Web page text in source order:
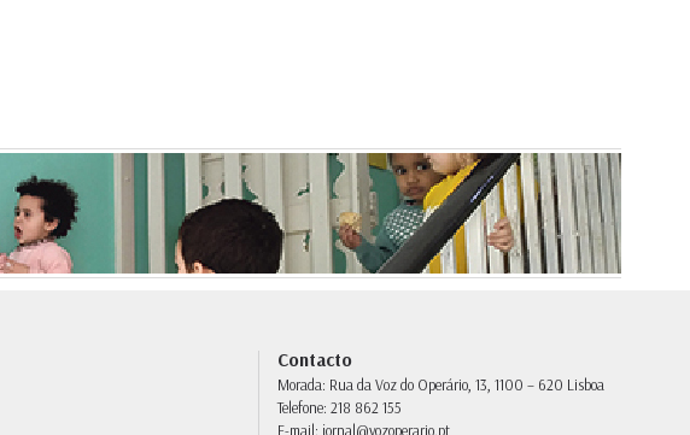
Contacto
Morada: Rua da Voz do Operário, 13, 1100 – 620 Lisboa
Telefone: 218 862 155
E-mail: jornal@vozoperario.pt